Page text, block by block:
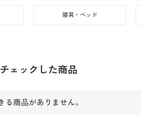
寝具・ベッド
ェックした商品
る商品がありません。